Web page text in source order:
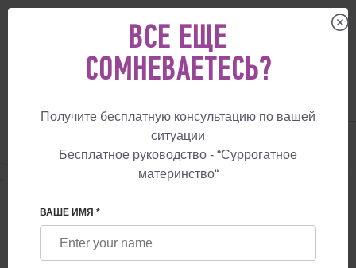
Лучшая благодарность и знак качества
для нашей клиники - это здоровые
дети и счастливые родители!
ВСЕ ЕЩЕ
СОМНЕВАЕТЕСЬ?
Получите бесплатную консультацию по вашей
ситуации
Бесплатное руководство - “Суррогатное
материнство“
ВАШЕ ИМЯ *